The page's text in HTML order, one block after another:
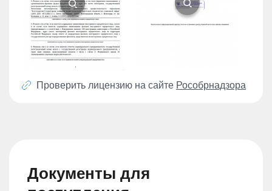
Проверить лицензию на сайте Рособрнадзора
Документы для